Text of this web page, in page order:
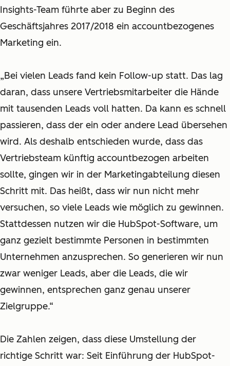
Insights-Team führte aber zu Beginn des
Geschäftsjahres 2017/2018 ein accountbezogenes
Marketing ein.
„Bei vielen Leads fand kein Follow-up statt. Das lag
daran, dass unsere Vertriebsmitarbeiter die Hände
mit tausenden Leads voll hatten. Da kann es schnell
passieren, dass der ein oder andere Lead übersehen
wird. Als deshalb entschieden wurde, dass das
Vertriebsteam künftig accountbezogen arbeiten
sollte, gingen wir in der Marketingabteilung diesen
Schritt mit. Das heißt, dass wir nun nicht mehr
versuchen, so viele Leads wie möglich zu gewinnen.
Stattdessen nutzen wir die HubSpot-Software, um
ganz gezielt bestimmte Personen in bestimmten
Unternehmen anzusprechen. So generieren wir nun
zwar weniger Leads, aber die Leads, die wir
gewinnen, entsprechen ganz genau unserer
Zielgruppe.“
Die Zahlen zeigen, dass diese Umstellung der
richtige Schritt war: Seit Einführung der HubSpot-